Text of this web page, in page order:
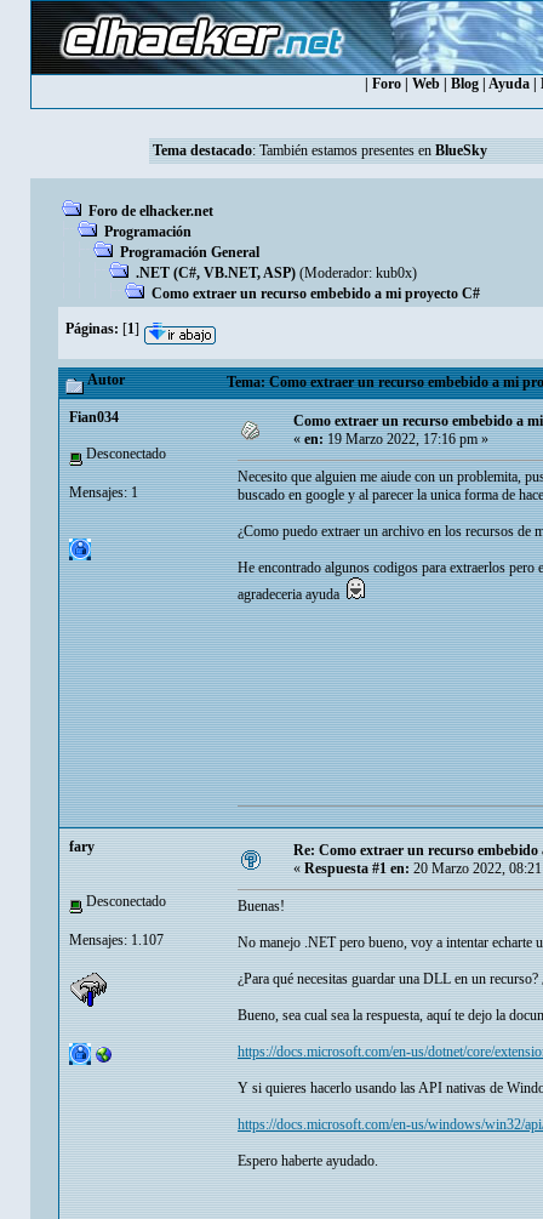
Foro Web Blog Ayuda
Tema destacado: También estamos presentes en BlueSky
Foro de elhacker.net
Programación
Programación General
.NET (C#, VB.NET, ASP) (Moderador: kub0x)
Como extraer un recurso embebido a mi proyecto C#
Páginas: [1]
Autor Tema: Como extraer un recurso embebido a mi
Fian034
Desconectado
Mensajes: 1
Como extraer un recurso embebido a
«en:19 Marzo 2022, 17:16 pm »
Necesito que alguien me aiude con un problemita,
buscado en google y al parecer la unica forma de
¿Como puedo extraer un archivo en los recursos
He encontrado algunos codigos para extraerlos
agradeceria ayuda
fary
Desconectado
Mensajes: 1.107
Re: Como extraer un recurso embebido
« Respuesta #1 en: 20 Marzo 2022,
Buenas!
No manejo .NET pero bueno, voy a intentar echarte
¿Para qué necesitas guardar una DLL en un
Bueno, sea cual sea la respuesta, aquí te dejo la
https://docs.microsoft.com/en-us/dotnet/core/
Y si quieres hacerlo usando las API nativas de
https://docs.microsoft.com/en-us/windows/win32/
Espero haberte ayudado.